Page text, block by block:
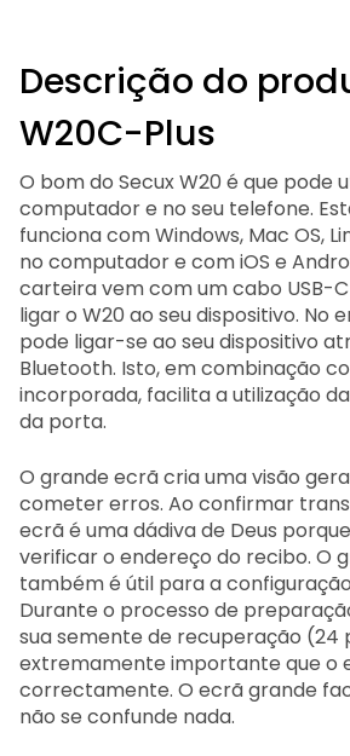
Descrição do
W20C-Plus
O bom do Secux W20 é que pode
computador e no seu telefone.
funciona com Windows, Mac OS,
no computador e com iOS e
carteira vem com um cabo USB-
ligar o W20 ao seu dispositivo. No
pode ligar-se ao seu dispositivo
Bluetooth. Isto, em combinação
incorporada, facilita a utilização
da porta.
O grande ecrã cria uma visão
cometer erros. Ao confirmar
ecrã é uma dádiva de Deus
verificar o endereço do recibo. O
também é útil para a
Durante o processo de
sua semente de recuperação (24
extremamente importante que o
correctamente. O ecrã grande
não se confunde nada.